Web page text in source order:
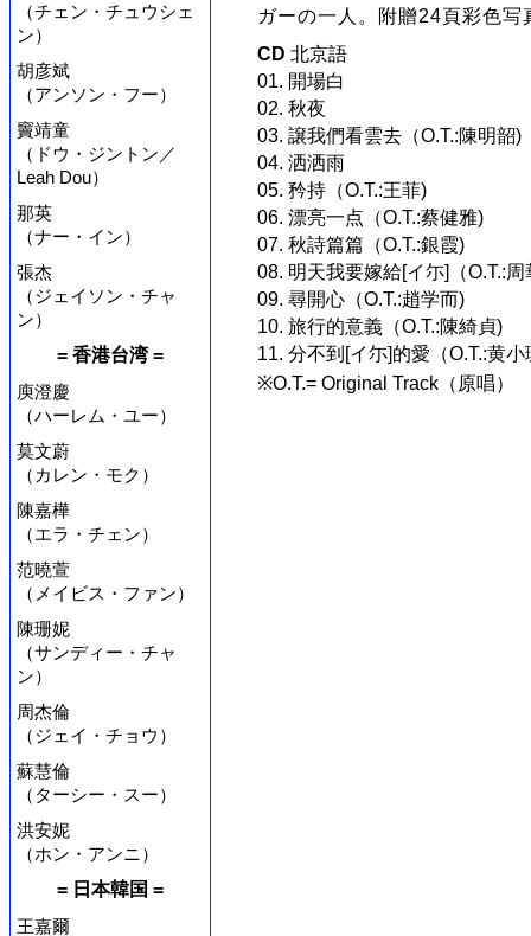
（チェン・チュウシェ
ン）
胡彦斌
（アンソン・フー）
竇靖童
（ドウ・ジントン／
Leah Dou）
那英
（ナー・イン）
張杰
（ジェイソン・チャ
ン）
= 香港台湾 =
庾澄慶
（ハーレム・ユー）
莫文蔚
（カレン・モク）
陳嘉樺
（エラ・チェン）
范曉萱
（メイビス・ファン）
陳珊妮
（サンディー・チャ
ン）
周杰倫
（ジェイ・チョウ）
蘇慧倫
（ターシー・スー）
洪安妮
（ホン・アンニ）
= 日本韓国 =
王嘉爾
ガーの一人。附贈24頁彩色写
CD 北京語
01. 開場白
02. 秋夜
03. 譲我們看雲去（O.T.:陳明韶)
04. 洒洒雨
05. 矜持（O.T.:王菲)
06. 漂亮一点（O.T.:蔡健雅)
07. 秋詩篇篇（O.T.:銀霞)
08. 明天我要嫁給[イ尓]（O.T.:周
09. 尋開心（O.T.:趙学而)
10. 旅行的意義（O.T.:陳綺貞)
11. 分不到[イ尓]的愛（O.T.:黄小
※O.T.= Original Track（原唱）